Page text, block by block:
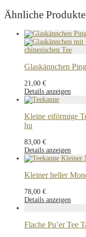
Ähnliche Produkte
Glaskännchen
21,00 €
Details anzeigen
Kleine eiförmige
hu
83,00 €
Details anzeigen
Kleiner heller
78,00 €
Details anzeigen
Flache Pu’er Tee